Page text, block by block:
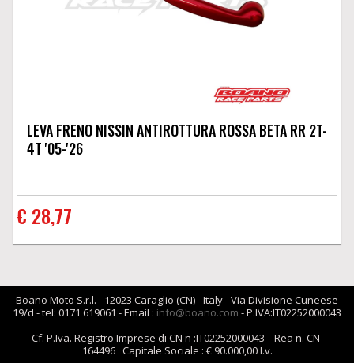
LEVA FRENO NISSIN ANTIROTTURA ROSSA BETA RR 2T-
4T '05-'26
€ 28,77
Boano Moto S.r.l. - 12023 Caraglio (CN) - Italy - Via Divisione Cuneese
19/d - tel: 0171 619061 - Email : info@boano.com - P.IVA:IT02252000043
Cf. P.Iva. Registro Imprese di CN n :IT02252000043 Rea n. CN-
164496 Capitale Sociale : € 90.000,00 I.v.